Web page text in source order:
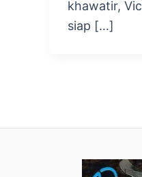
khawatir,
siap […]